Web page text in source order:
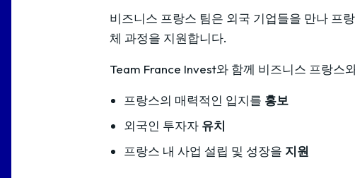
비즈니스 프랑스 팀은 외국 기업들을 만나 프
체 과정을 지원합니다.
Team France Invest와 함께 비즈니스 프랑스
프랑스의 매력적인 입지를 홍보
외국인 투자자 유치
프랑스 내 사업 설립 및 성장을 지원